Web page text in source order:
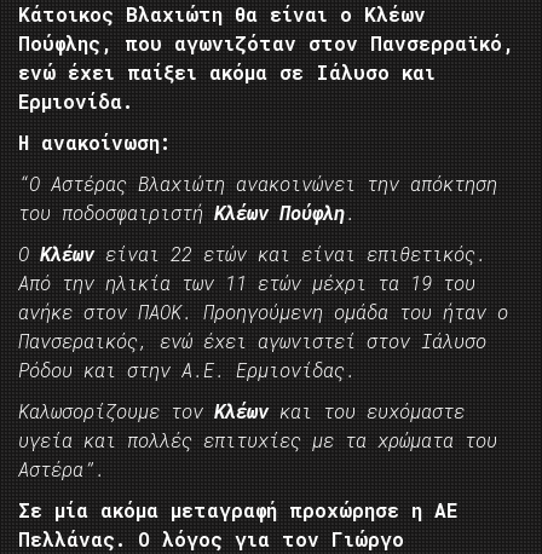
Κάτοικος Βλαχιώτη θα είναι ο Κλέων
Πούφλης, που αγωνιζόταν στον Πανσερραϊκό,
ενώ έχει παίξει ακόμα σε Ιάλυσο και
Ερμιονίδα.
Η ανακοίνωση:
“Ο Αστέρας Βλαχιώτη ανακοινώνει την απόκτηση
του ποδοσφαιριστή Κλέων Πούφλη.
Ο Κλέωνείναι 22 ετών και είναι επιθετικός.
Από την ηλικία των 11 ετών μέχρι τα 19 του
ανήκε στον ΠΑΟΚ. Προηγούμενη ομάδα του ήταν ο
Πανσεραικός, ενώ έχει αγωνιστεί στον Ιάλυσο
Ρόδου και στην Α.Ε. Ερμιονίδας.
Καλωσορίζουμε τον Κλέωνκαι του ευχόμαστε
υγεία και πολλές επιτυχίες με τα χρώματα του
Αστέρα”.
Σε μία ακόμα μεταγραφή προχώρησε η ΑΕ
Πελλάνας. Ο λόγος για τον Γιώργο